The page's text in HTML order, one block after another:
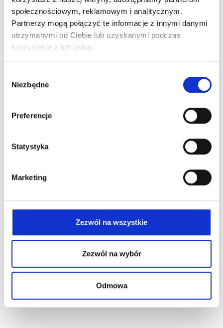
społecznościowym, reklamowym i analitycznym.
Partnerzy mogą połączyć te informacje z innymi danymi
otrzymanymi od Ciebie lub uzyskanymi podczas
korzystania z ich usług.
zgody
Niezbędne
Preferencje
Statystyka
Marketing
Zezwól na wszystkie
Zezwól na wybór
Odmowa
ZOBACZ WIĘCEJ